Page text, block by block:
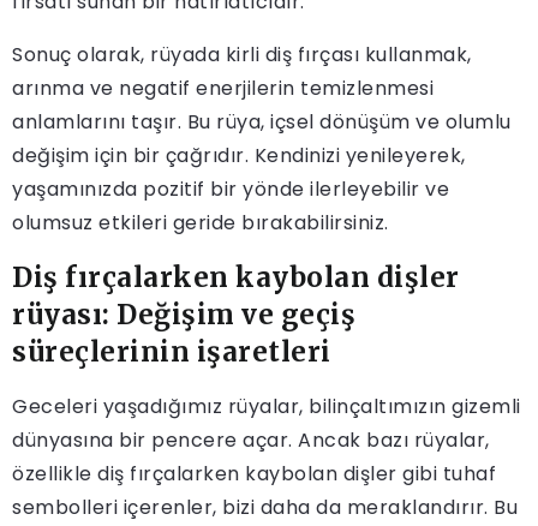
Sonuç olarak, rüyada kirli diş fırçası kullanmak,
arınma ve negatif enerjilerin temizlenmesi
anlamlarını taşır. Bu rüya, içsel dönüşüm ve olumlu
değişim için bir çağrıdır. Kendinizi yenileyerek,
yaşamınızda pozitif bir yönde ilerleyebilir ve
olumsuz etkileri geride bırakabilirsiniz.
Diş fırçalarken kaybolan dişler
rüyası: Değişim ve geçiş
süreçlerinin işaretleri
Geceleri yaşadığımız rüyalar, bilinçaltımızın gizemli
dünyasına bir pencere açar. Ancak bazı rüyalar,
özellikle diş fırçalarken kaybolan dişler gibi tuhaf
sembolleri içerenler, bizi daha da meraklandırır. Bu